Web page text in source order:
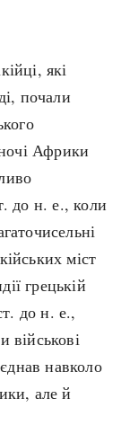
які
почали
Африки
до н. е., коли
міст
грецькій
до н. е.,
військові
навколо
але й